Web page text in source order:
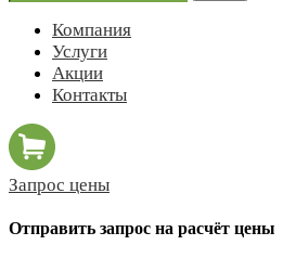
Компания
Услуги
Акции
Контакты
Запрос цены
Отправить запрос на расчёт цены